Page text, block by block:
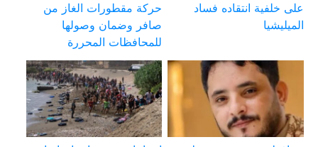
على خلفية انتقاده فساد
الميليشيا
حركة مقطورات الغاز من
صافر وضمان وصولها
للمحافظات المحررة